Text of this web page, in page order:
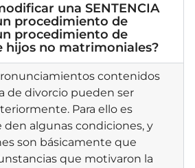
una SENTENCIA
procedimiento de
procedimiento de
hijos no matrimoniales?
contenidos
de divorcio pueden ser
Para ello es
den algunas condiciones, y
son básicamente que
que motivaron la